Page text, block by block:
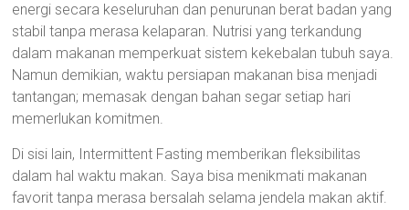
energi secara keseluruhan dan penurunan berat badan yang
stabil tanpa merasa kelaparan. Nutrisi yang terkandung
dalam makanan memperkuat sistem kekebalan tubuh saya.
Namun demikian, waktu persiapan makanan bisa menjadi
tantangan; memasak dengan bahan segar setiap hari
memerlukan komitmen.
Di sisi lain, Intermittent Fasting memberikan fleksibilitas
dalam hal waktu makan. Saya bisa menikmati makanan
favorit tanpa merasa bersalah selama jendela makan aktif.